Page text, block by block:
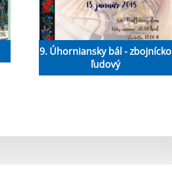
9. Úhorniansky bál - zbojnícko
ľudový